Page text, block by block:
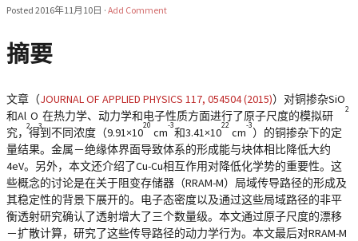
Posted 2016年11月10日 · Add Comment
摘要
文章（JOURNAL OF APPLIED PHYSICS 117, 054504 (2015)）对铜掺杂SiO
2
和Al
2
O
3
在热力学、动力学和电子性质方面进行了原子尺度的模拟研
究，得到不同浓度（9.91×10
20
cm
-3
和3.41×10
22
cm
-3
）的铜掺杂下的定
量结果。金属－绝缘体界面导致体系的形成能与块体相比降低大约
4eV。另外，本文还介绍了Cu-Cu相互作用对降低化学势的重要性。这
些概念的讨论是在关于阻变存储器（RRAM-M）局域传导路径的形成及
其稳定性的背景下展开的。电子态密度以及通过这些局域路径的非平
衡透射研究确认了透射增大了三个数量级。本文通过原子尺度的漂移
－扩散计算，研究了这些传导路径的动力学行为。本文最后对RRAM-M